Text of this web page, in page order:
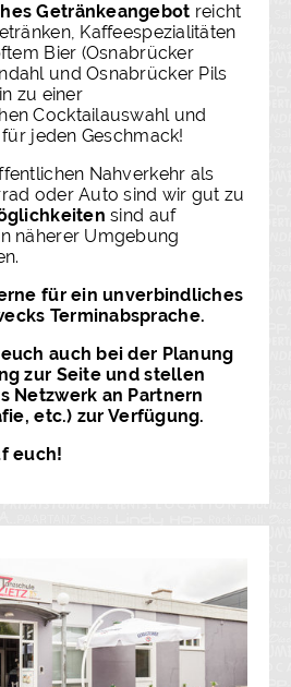
Getränkeangebot reicht
Kaffeespezialitäten
Bier (Osnabrücker
und Osnabrücker Pils
zu einer
Cocktailauswahl und
jeden Geschmack!
Nahverkehr als
oder Auto sind wir gut zu
sind auf
näherer Umgebung
für ein unverbindliches
Terminabsprache.
auch bei der Planung
zur Seite und stellen
Netzwerk an Partnern
etc.) zur Verfügung.
euch!